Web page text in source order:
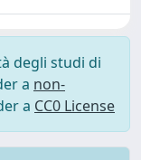
degli studi di
a non-
a CC0 License